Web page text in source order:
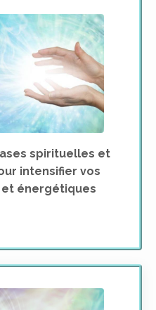
spirituelles et
intensifier vos
énergétiques